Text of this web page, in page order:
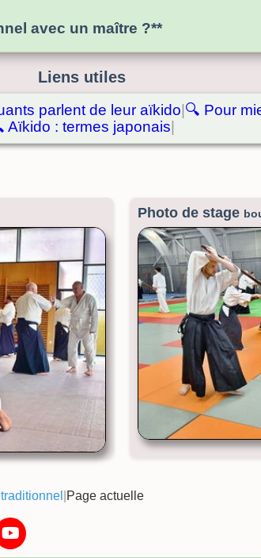
avec un maître ?**
Liens utiles
parlent de leur aïkido|🔍 Pour
Aïkido : termes japonais|
Photo de stage
Page actuelle